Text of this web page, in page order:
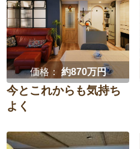
価格： 約870万円
今とこれからも気持ち
よく